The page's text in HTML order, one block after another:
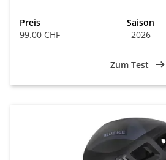
Preis
99.00 CHF
Saison
2026
Zum Test